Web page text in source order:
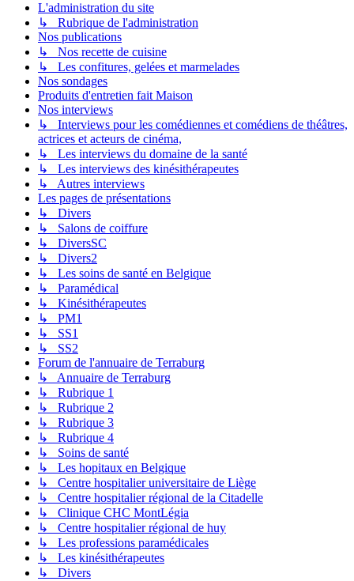
L'administration du site
↳ Rubrique de l'administration
Nos publications
↳ Nos recette de cuisine
↳ Les confitures, gelées et marmelades
Nos sondages
Produits d'entretien fait Maison
Nos interviews
↳ Interviews pour les comédiennes et comédiens de théâtres,
actrices et acteurs de cinéma,
↳ Les interviews du domaine de la santé
↳ Les interviews des kinésithérapeutes
↳ Autres interviews
Les pages de présentations
↳ Divers
↳ Salons de coiffure
↳ DiversSC
↳ Divers2
↳ Les soins de santé en Belgique
↳ Paramédical
↳ Kinésithérapeutes
↳ PM1
↳ SS1
↳ SS2
Forum de l'annuaire de Terraburg
↳ Annuaire de Terraburg
↳ Rubrique 1
↳ Rubrique 2
↳ Rubrique 3
↳ Rubrique 4
↳ Soins de santé
↳ Les hopitaux en Belgique
↳ Centre hospitalier universitaire de Liège
↳ Centre hospitalier régional de la Citadelle
↳ Clinique CHC MontLégia
↳ Centre hospitalier régional de huy
↳ Les professions paramédicales
↳ Les kinésithérapeutes
↳ Divers